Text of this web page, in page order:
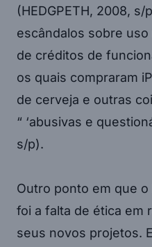
(HEDGPETH, 2008,
escândalos sobre
de créditos de
os quais compraram
de cerveja e outras
“ ‘abusivas e
s/p).
Outro ponto em que
foi a falta de ética em
seus novos projetos.